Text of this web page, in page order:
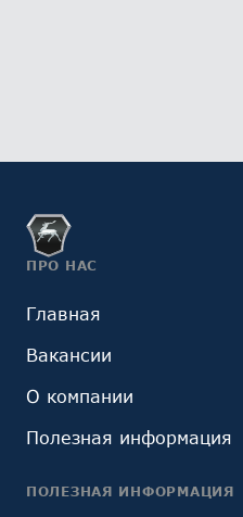
ПРО НАС
Главная
Вакансии
О компании
Полезная информация
ПОЛЕЗНАЯ ИНФОРМАЦИЯ